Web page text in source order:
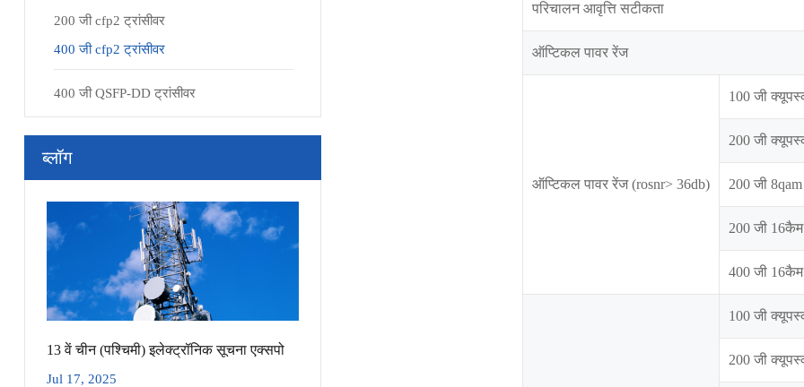
200 जी cfp2 ट्रांसीवर
400 जी cfp2 ट्रांसीवर
400 जी QSFP-DD ट्रांसीवर
ब्लॉग
13 वें चीन (पश्चिमी) इलेक्ट्रॉनिक सूचना एक्सपो
Jul 17, 2025
परिचालन आवृत्ति सटीकता
ऑप्टिकल पावर रेंज
ऑप्टिकल पावर रेंज (rosnr> 36db)
100 जी
200 जी
200 जी 8qam
200 जी 16कैम
400 जी 16कैम
100 जी
200 जी